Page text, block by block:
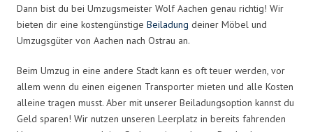
Dann bist du bei Umzugsmeister Wolf Aachen genau richtig! Wir
bieten dir eine kostengünstige Beiladung deiner Möbel und
Umzugsgüter von Aachen nach Ostrau an.
Beim Umzug in eine andere Stadt kann es oft teuer werden, vor
allem wenn du einen eigenen Transporter mieten und alle Kosten
alleine tragen musst. Aber mit unserer Beiladungsoption kannst du
Geld sparen! Wir nutzen unseren Leerplatz in bereits fahrenden